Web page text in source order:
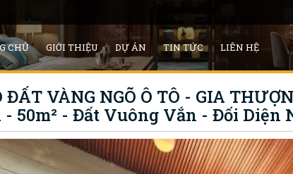
CHỦ GIỚI THIỆU DỰ ÁN TIN TỨC LIÊN HỆ
ĐẤT VÀNG NGÕ Ô TÔ - GIA
- 50m² - Đất Vuông Vắn - Đối Diện